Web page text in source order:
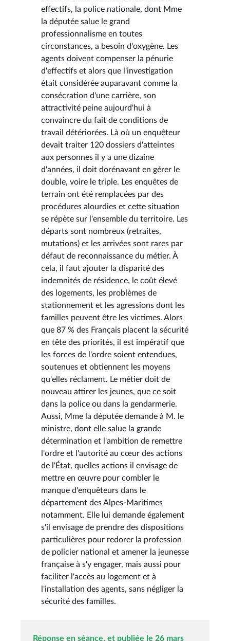
effectifs, la police nationale, dont Mme
la députée salue le grand
professionnalisme en toutes
circonstances, a besoin d'oxygène. Les
agents doivent compenser la pénurie
d'effectifs et alors que l'investigation
était considérée auparavant comme la
consécration d'une carrière, son
attractivité peine aujourd'hui à
convaincre du fait de conditions de
travail détériorées. Là où un enquêteur
devait traiter 120 dossiers d'atteintes
aux personnes il y a une dizaine
d'années, il doit dorénavant en gérer le
double, voire le triple. Les enquêtes de
terrain ont été remplacées par des
procédures alourdies et cette situation
se répète sur l'ensemble du territoire. Les
départs sont nombreux (retraites,
mutations) et les arrivées sont rares par
défaut de reconnaissance du métier. À
cela, il faut ajouter la disparité des
indemnités de résidence, le coût élevé
des logements, les problèmes de
stationnement et les agressions dont les
familles peuvent être les victimes. Alors
que 87 % des Français placent la sécurité
en tête des priorités, il est impératif que
les forces de l'ordre soient entendues,
soutenues et obtiennent les moyens
qu'elles réclament. Le métier doit de
nouveau attirer les jeunes, que ce soit
dans la police ou dans la gendarmerie.
Aussi, Mme la députée demande à M. le
ministre, dont elle salue la grande
détermination et l'ambition de remettre
l'ordre et l'autorité au cœur des actions
de l'État, quelles actions il envisage de
mettre en œuvre pour combler le
manque d'enquêteurs dans le
département des Alpes-Maritimes
notamment. Elle lui demande également
s'il envisage de prendre des dispositions
particulières pour redorer la profession
de policier national et amener la jeunesse
française à s'y engager, mais aussi pour
faciliter l'accès au logement et à
l'installation des agents, sans négliger la
sécurité des familles.
Réponse en séance, et publiée le 26 mars